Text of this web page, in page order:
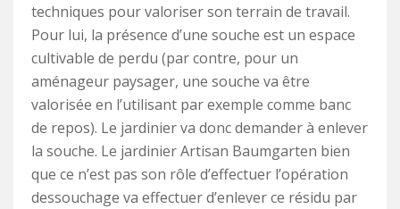
techniques pour valoriser son terrain de travail.
Pour lui, la présence d’une souche est un espace
cultivable de perdu (par contre, pour un
aménageur paysager, une souche va être
valorisée en l’utilisant par exemple comme banc
de repos). Le jardinier va donc demander à enlever
la souche. Le jardinier Artisan Baumgarten bien
que ce n’est pas son rôle d’effectuer l’opération
dessouchage va effectuer d’enlever ce résidu par